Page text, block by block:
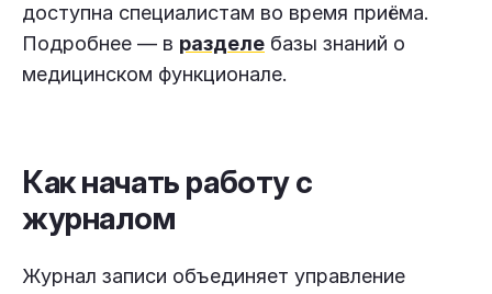
доступна специалистам во время приёма.
Подробнее — в разделе базы знаний о
медицинском функционале.
Как начать работу с
журналом
Журнал записи объединяет управление